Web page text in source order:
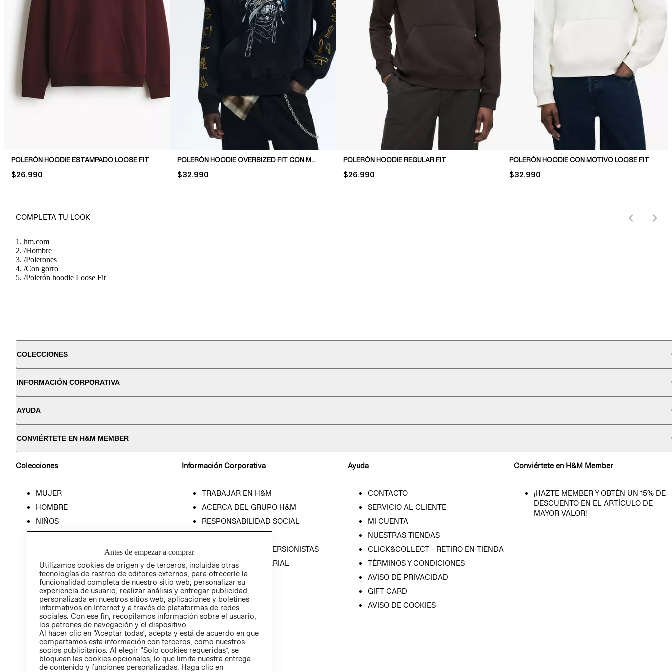
POLERÓN HOODIE ESTAMPADO LOOSE FIT
PRICE:
$26.990
POLERÓN HOODIE OVERSIZED FIT CON MOTIVO
PRICE:
$32.990
POLERÓN HOODIE REGULAR FIT
PRICE:
$26.990
POLERÓN HOODIE CON MOTIVO LOOSE FIT
PRICE:
$32.990
COMPLETA TU LOOK
hm.com
/Hombre
/Polerones
/Con gorro
/Polerón hoodie Loose Fit
COLECCIONES
INFORMACIÓN CORPORATIVA
AYUDA
CONVIÉRTETE EN H&M MEMBER
Colecciones
MUJER
HOMBRE
NIÑOS
Información Corporativa
TRABAJAR EN H&M
ACERCA DEL GRUPO H&M
RESPONSABILIDAD SOCIAL
RELACIÓN CON INVERSIONISTAS
POLÍTICA EMPRESARIAL
Ayuda
CONTACTO
SERVICIO AL CLIENTE
MI CUENTA
NUESTRAS TIENDAS
CLICK&COLLECT - RETIRO EN TIENDA
TÉRMINOS Y CONDICIONES
AVISO DE PRIVACIDAD
GIFT CARD
AVISO DE COOKIES
Conviértete en H&M Member
¡HAZTE MEMBER Y OBTÉN UN 15% DE
DESCUENTO EN EL ARTÍCULO DE
MAYOR VALOR!
Antes de empezar a comprar
Utilizamos cookies de origen y de terceros, incluidas otras
tecnologías de rastreo de editores externos, para ofrecerle la
funcionalidad completa de nuestro sitio web, personalizar su
experiencia de usuario, realizar análisis y entregar publicidad
personalizada en nuestros sitios web, aplicaciones y boletines
informativos en Internet y a través de plataformas de redes
sociales. Con ese fin, recopilamos información sobre el usuario,
los patrones de navegación y el dispositivo.
Al hacer clic en “Aceptar todas”, acepta y está de acuerdo en que
compartamos esta información con terceros, como nuestros
socios publicitarios. Al elegir “Solo cookies requeridas”, se
bloquean las cookies opcionales, lo que limita nuestra entrega
de contenido y funciones personalizadas. Haga clic en